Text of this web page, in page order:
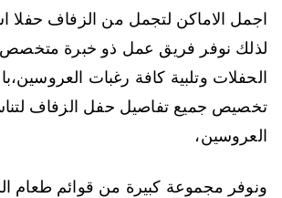
اجمل الاماكن لتجمل من الزفاف حفلا
لذلك نوفر فريق عمل ذو خبرة
الحفلات وتلبية كافة رغبات
تخصيص جميع تفاصيل حفل الزفاف
العروسين،
ونوفر مجموعة كبيرة من قوائم طعام